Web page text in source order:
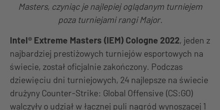
Masters, czyniąc je najlepiej oglądanym turniejem
poza turniejami rangi Major.
Intel® Extreme Masters (IEM) Cologne 2022, jeden z
najbardziej prestiżowych turniejów esportowych na
świecie, został oficjalnie zakończony. Podczas
dziewięciu dni turniejowych, 24 najlepsze na świecie
drużyny Counter-Strike: Global Offensive (CS:GO)
walczyły o udział w łącznej puli nagród wynoszącej 1